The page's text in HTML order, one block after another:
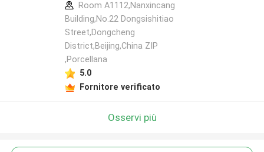
Room A1112,Nanxincang
Building,No.22 Dongsishitiao
Street,Dongcheng
District,Beijing,China ZIP
,Porcellana
5.0
Fornitore verificato
Osservi più